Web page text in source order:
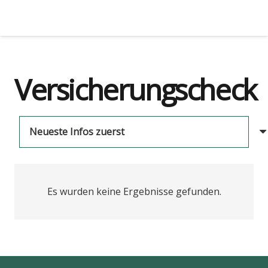
Versicherungscheck
Es wurden keine Ergebnisse gefunden.